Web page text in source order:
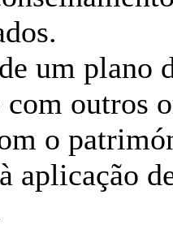
um plano
com outros
o
aplicação